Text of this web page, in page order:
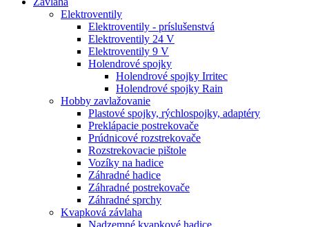
Elektroventily
Elektroventily - príslušenstvá
Elektroventily 24 V
Elektroventily 9 V
Holendrové spojky
Holendrové spojky Irritec
Holendrové spojky Rain
Hobby zavlažovanie
Plastové spojky, rýchlospojky, adaptéry
Preklápacie postrekovače
Prúdnicové rozstrekovače
Rozstrekovacie pištole
Vozíky na hadice
Záhradné hadice
Záhradné postrekovače
Záhradné sprchy
Kvapková závlaha
Nadzemné kvapkové hadice